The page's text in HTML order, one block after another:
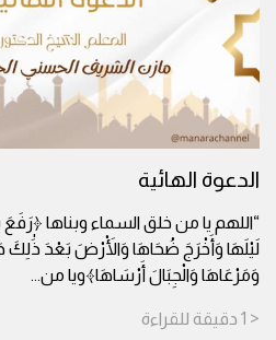
الدعوة الهائية
“اللهم يا من خلق السماء وبناها
لَيْلَهَا وَأَخْرَجَ ضُحَاهَا وَالْأَرْضَ بَعْدَ ذَٰلِكَ
وَمَرْعَاهَا وَالْجِبَالَ أَرْسَاهَا﴾ويا من...
< 1 دقيقة للقراءة